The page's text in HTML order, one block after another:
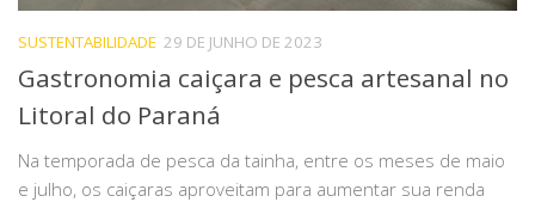
SUSTENTABILIDADE 29 DE JUNHO DE 2023
Gastronomia caiçara e pesca artesanal no
Litoral do Paraná
Na temporada de pesca da tainha, entre os meses de maio
e julho, os caiçaras aproveitam para aumentar sua renda